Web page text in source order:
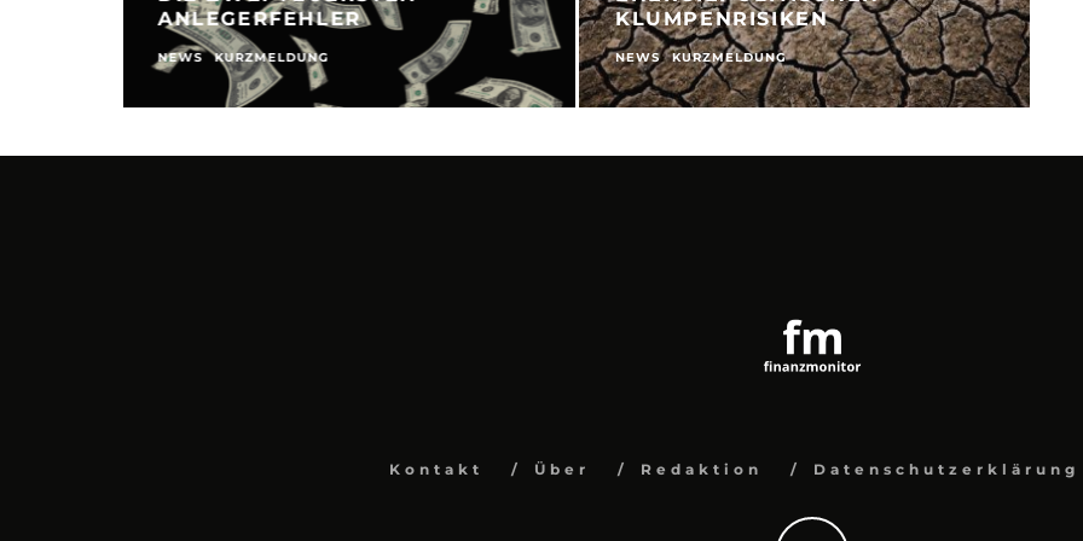
ANLEGERFEHLER
NEWS KURZMELDUNG
KLUMPENRISIKEN
NEWS KURZMELDUNG
Kontakt Über Redaktion Datenschutzerklärung